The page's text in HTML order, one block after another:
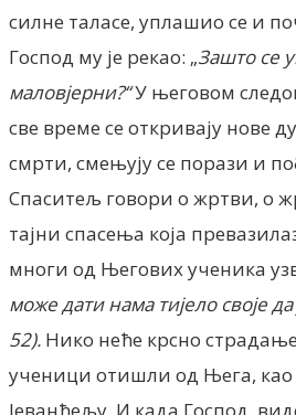
силне таласе, уплашио се и
Господ му је рекао: „Зашто се
маловјерни?“У његовом
све време се откривају нове
смрти, смењују се порази и
Спаситељ говори о жртви, о
тајни спасења која
многи од Његових ученика
може дати нама тијело своје да
52). Нико неће крсно
ученици отишли од Њега, као
Јеванђељу. И када Господ,